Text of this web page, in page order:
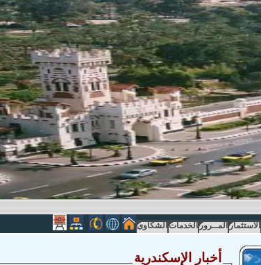
الاستثمار المــرور الخدمات الشكاوى
أخبار الإسكندرية